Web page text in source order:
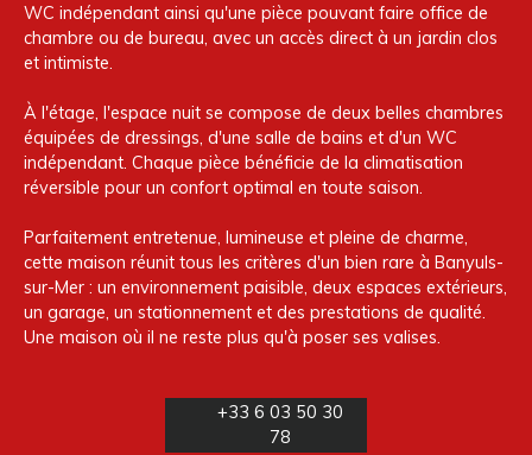
WC indépendant ainsi qu'une pièce pouvant faire office de
chambre ou de bureau, avec un accès direct à un jardin clos
et intimiste.
À l'étage, l'espace nuit se compose de deux belles chambres
équipées de dressings, d'une salle de bains et d'un WC
indépendant. Chaque pièce bénéficie de la climatisation
réversible pour un confort optimal en toute saison.
Parfaitement entretenue, lumineuse et pleine de charme,
cette maison réunit tous les critères d'un bien rare à Banyuls-
sur-Mer : un environnement paisible, deux espaces extérieurs,
un garage, un stationnement et des prestations de qualité.
Une maison où il ne reste plus qu'à poser ses valises.
+33 6 03 50 30
78